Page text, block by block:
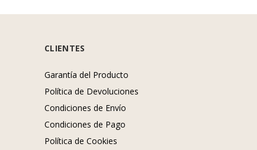
CLIENTES
Garantía del Producto
Política de Devoluciones
Condiciones de Envío
Condiciones de Pago
Política de Cookies